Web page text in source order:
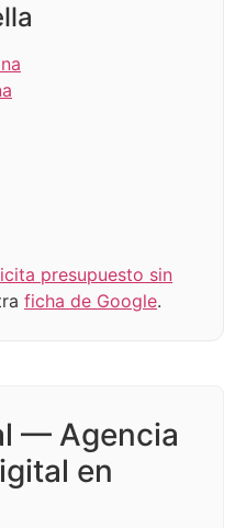
presupuesto sin
ficha de Google.
— Agencia
en